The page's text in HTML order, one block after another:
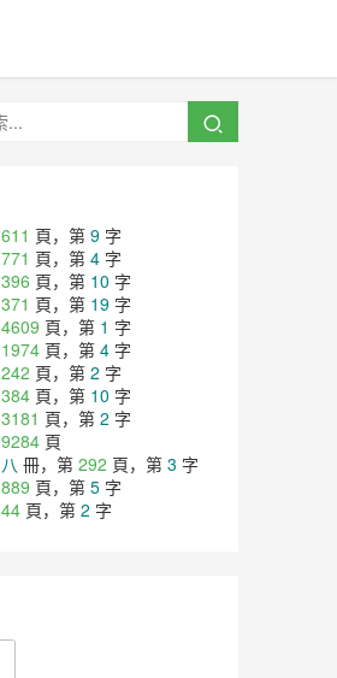
611 頁，第 9 字
771 頁，第 4 字
396 頁，第 10 字
371 頁，第 19 字
4609 頁，第 1 字
1974 頁，第 4 字
242 頁，第 2 字
384 頁，第 10 字
3181 頁，第 2 字
9284 頁
八 冊，第 292 頁，第 3 字
889 頁，第 5 字
44 頁，第 2 字